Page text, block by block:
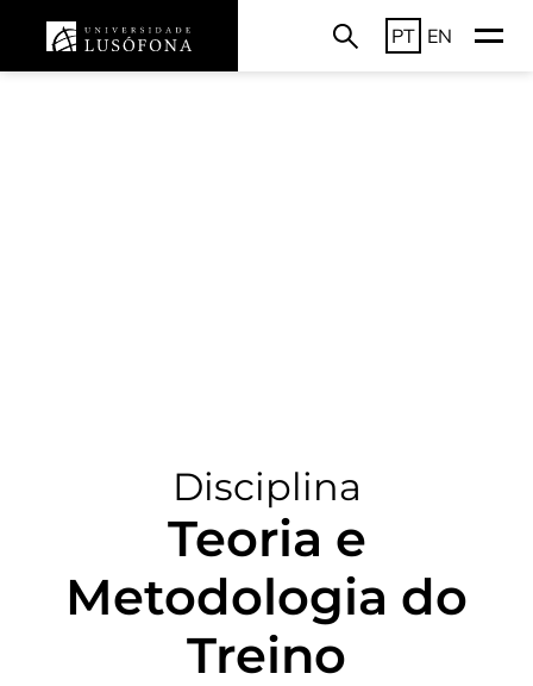
PT EN
Disciplina
Teoria e
Metodologia do
Treino